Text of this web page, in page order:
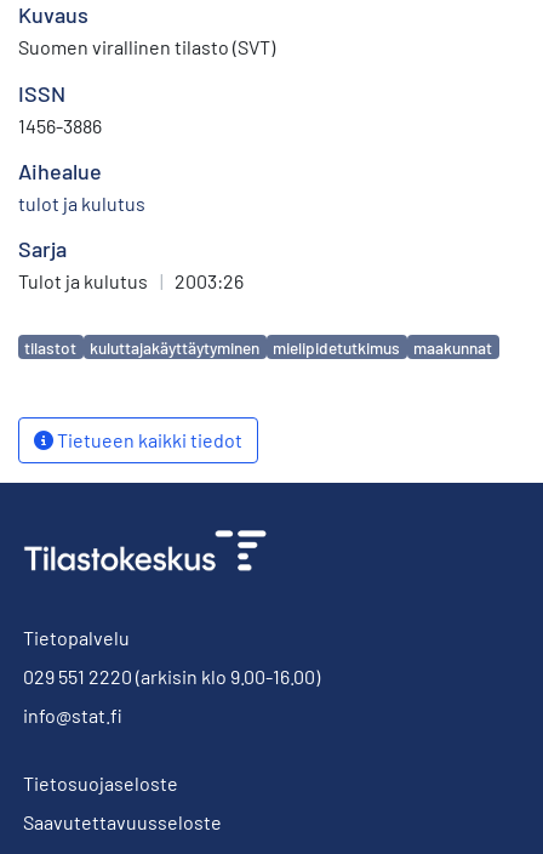
Kuvaus
Suomen virallinen tilasto (SVT)
ISSN
1456-3886
Aihealue
tulot ja kulutus
Sarja
Tulot ja kulutus | 2003:26
Avainsanat
tilastot kuluttajakäyttäytyminen mielipidetutkimus maakunnat
Tietueen kaikki tiedot
Tietopalvelu
029 551 2220 (arkisin klo 9.00-16.00)
info@stat.fi
Tietosuojaseloste
Saavutettavuusseloste